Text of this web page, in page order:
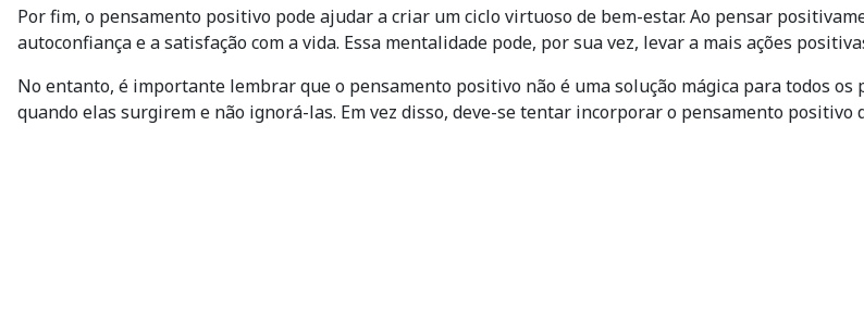
Por fim, o pensamento positivo pode ajudar a criar um ciclo virtuoso de bem-estar. Ao pensar
autoconfiança e a satisfação com a vida. Essa mentalidade pode, por sua vez, levar a mais ações
No entanto, é importante lembrar que o pensamento positivo não é uma solução mágica para todos
quando elas surgirem e não ignorá-las. Em vez disso, deve-se tentar incorporar o pensamento